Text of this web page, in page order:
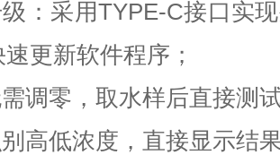
：采用TYPE-C接口实
更新软件程序；
调零，取水样后直接测
高低浓度，直接显示结